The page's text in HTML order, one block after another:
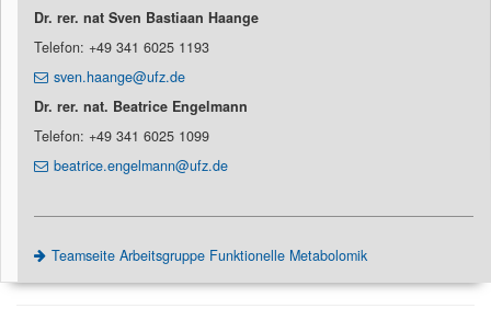
Dr. rer. nat Sven Bastiaan Haange
Telefon: +49 341 6025 1193
sven.haange@ufz.de
Dr. rer. nat. Beatrice Engelmann
Telefon: +49 341 6025 1099
beatrice.engelmann@ufz.de
Teamseite Arbeitsgruppe Funktionelle Metabolomik